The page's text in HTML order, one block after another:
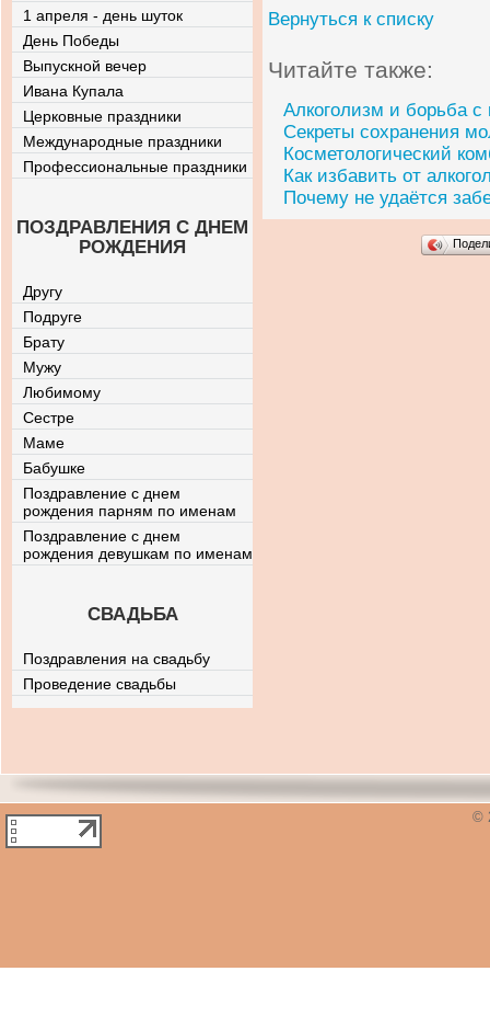
Вернуться к списку
Читайте также:
Алкоголизм и борьба с
Секреты сохранения
Косметологический
Как избавить от
Почему не удаётся
1 апреля - день шуток
День Победы
Выпускной вечер
Ивана Купала
Церковные праздники
Международные праздники
Профессиональные праздники
ПОЗДРАВЛЕНИЯ С ДНЕМ
РОЖДЕНИЯ
Другу
Подруге
Брату
Мужу
Любимому
Сестре
Маме
Бабушке
Поздравление с днем
рождения парням по именам
Поздравление с днем
рождения девушкам по именам
СВАДЬБА
Поздравления на свадьбу
Проведение свадьбы
©